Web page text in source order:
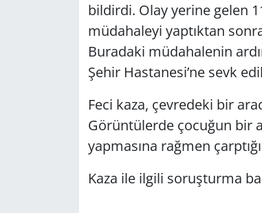
bildirdi. Olay yerine gelen
müdahaleyi yaptıktan
Buradaki müdahalenin
Şehir Hastanesi’ne sevk
Feci kaza, çevredeki bir
Görüntülerde çocuğun bir
yapmasına rağmen
Kaza ile ilgili soruşturma